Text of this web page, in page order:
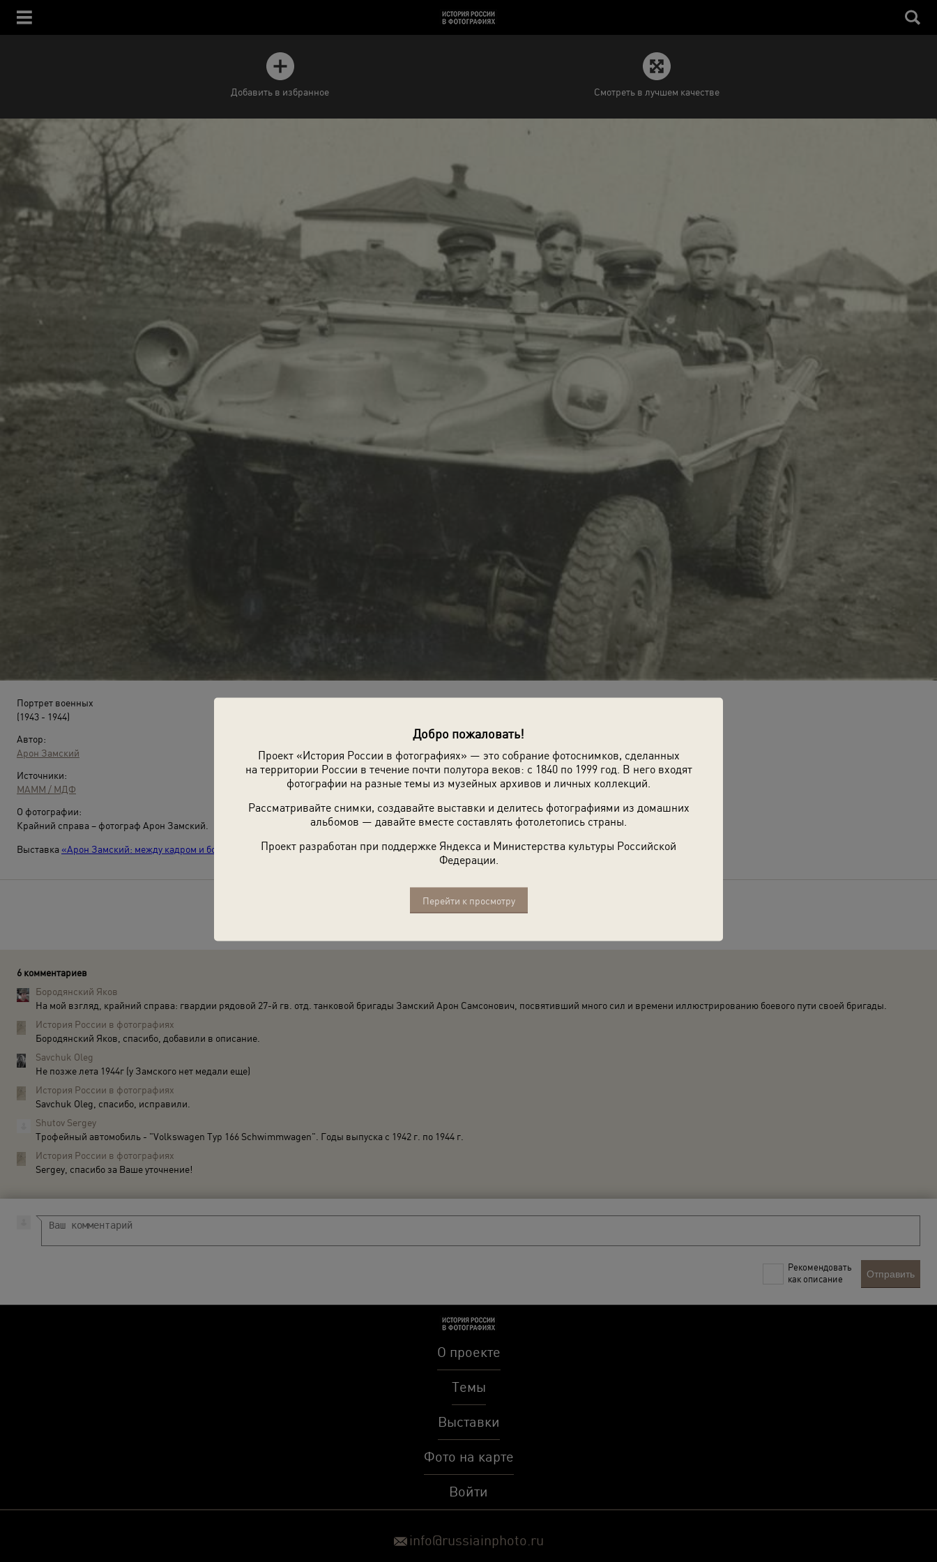
Добро пожаловать!
Проект «История России в фотографиях» — это собрание фотоснимков, сделанных
на территории России в течение почти полутора веков: с 1840 по 1999 год. В него входят
фотографии на разные темы из музейных архивов и личных коллекций.
Рассматривайте снимки, создавайте выставки и делитесь фотографиями из домашних
альбомов — давайте вместе составлять фотолетопись страны.
Проект разработан при поддержке Яндекса и Министерства культуры Российской
Федерации.
Перейти к просмотру
Добавить в избранное Смотреть в лучшем качестве
Портрет военных
(1943 - 1944)
Автор:
Арон Замский
Источники:
МАММ / МДФ
О фотографии:
Крайний справа – фотограф Арон Замский.
Выставка «Арон Замский: между кадром и боем» с этой фотографией.
Расскажите друзьям об этом фото
6 комментариев
Бородянский Яков
На мой взгляд, крайний справа: гвардии рядовой 27-й гв. отд. танковой бригады Замский Арон Самсонович, посвятивший много сил и времени иллюстрированию боевого пути своей бригады.
История России в фотографиях
Бородянский Яков, спасибо, добавили в описание.
Savchuk Oleg
Не позже лета 1944г (у Замского нет медали еще)
История России в фотографиях
Savchuk Oleg, спасибо, исправили.
Shutov Sergey
Трофейный автомобиль - "Volkswagen Typ 166 Schwimmwagen". Годы выпуска с 1942 г. по 1944 г.
История России в фотографиях
Sergey, спасибо за Ваше уточнение!
Рекомендовать
как описание
Отправить
О проекте
Темы
Выставки
Фото на карте
Войти
info@russiainphoto.ru